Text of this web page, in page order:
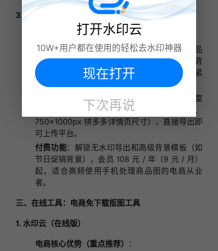
3. 水印云（免费 / 付费）
电商核心优势（重点推荐） ：
手机端批量处理：支持一次上传 30 张以内商品
图，AI 自动抠图并替换背景（如统一换成白色背
景，符合平台主图规范），解决电商 “外出时紧
急上新” 的痛点。
专业输出适配：生成的透明背景 PNG 支持调整
尺寸（如 800×800px 淘宝主图尺寸、
750×1000px 拼多多详情页尺寸），直接导出即
可上传平台。
付费功能：解锁无水印导出和高级背景模板（如
节日促销背景），会员 108 元 / 年（9 元 / 月）
起，适合高频使用手机处理商品图的电商从业
者。
三、在线工具：电商免下载抠图工具
1. 水印云（在线版）
电商核心优势（重点推荐）
：
打开水印云
10W+用户都在使用的轻松去水印神器
现在打开
下次再说